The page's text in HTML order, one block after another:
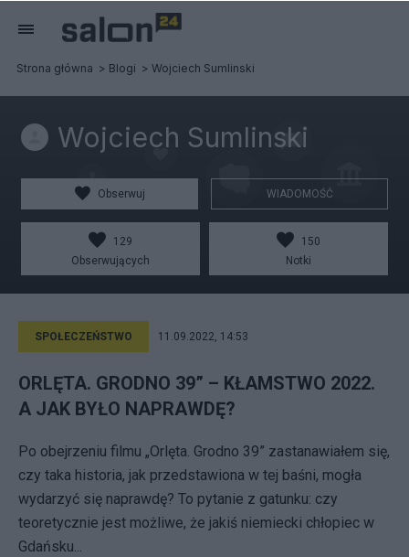
Strona główna Blogi Wojciech Sumlinski
Wojciech Sumlinski
Obserwuj WIADOMOŚĆ
129
Obserwujących
150
Notki
SPOŁECZEŃSTWO 11.09.2022, 14:53
ORLĘTA. GRODNO 39” – KŁAMSTWO 2022.
A JAK BYŁO NAPRAWDĘ?
Po obejrzeniu filmu „Orlęta. Grodno 39” zastanawiałem się,
czy taka historia, jak przedstawiona w tej baśni, mogła
wydarzyć się naprawdę? To pytanie z gatunku: czy
teoretycznie jest możliwe, że jakiś niemiecki chłopiec w
Gdańsku...